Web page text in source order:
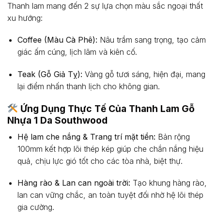
Thanh lam mang đến 2 sự lựa chọn màu sắc ngoại thất
xu hướng:
Coffee (Màu Cà Phê): Nâu trầm sang trọng, tạo cảm
giác ấm cúng, lịch lãm và kiên cố.
Teak (Gỗ Giả Tỵ): Vàng gỗ tươi sáng, hiện đại, mang
lại điểm nhấn thanh lịch cho không gian.
Ứng Dụng Thực Tế Của Thanh Lam Gỗ
Nhựa 1 Da Southwood
Hệ lam che nắng & Trang trí mặt tiền: Bản rộng
100mm kết hợp lõi thép kép giúp che chắn nắng hiệu
quả, chịu lực gió tốt cho các tòa nhà, biệt thự.
Hàng rào & Lan can ngoài trời: Tạo khung hàng rào,
lan can vững chắc, an toàn tuyệt đối nhờ hệ lõi thép
gia cường.